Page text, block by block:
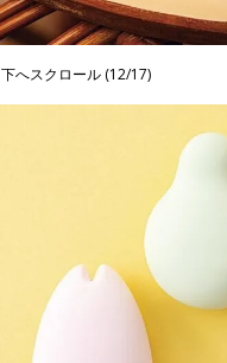
へスクロール (12/17)